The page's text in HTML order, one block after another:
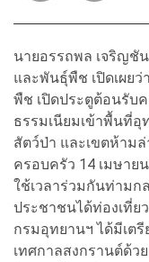
นายอรรถพล เจริญชั
และพันธุ์พืช เปิดเผย
พืช เปิดประตูต้อนรับ
ธรรมเนียมเข้าพื้นที่
สัตว์ป่า และเขตห้าม
ครอบครัว 14 เมษาย
ใช้เวลาร่วมกันท่ามก
ประชาชนได้ท่องเที่ย
กรมอุทยานฯ ได้มีเต
เทศกาลสงกรานต์ด้